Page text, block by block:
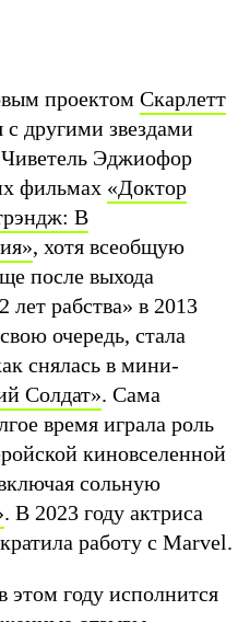
проектом Скарлетт
с другими звездами
Эджиофор
фильмах «Доктор
В
, хотя всеобщую
после выхода
лет рабства» в 2013
очередь, стала
снялась в мини-
Солдат». Сама
время играла роль
киновселенной
сольную
. В 2023 году актриса
работу с Marvel.
году исполнится